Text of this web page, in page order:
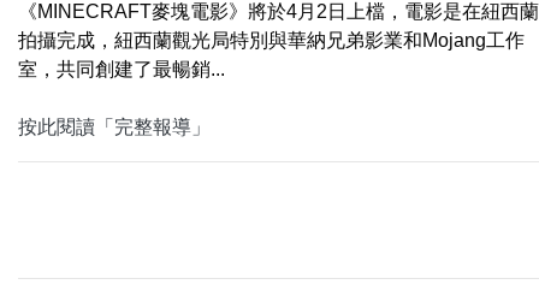
《MINECRAFT麥塊電影》將於4月2日上檔，電影是在紐西蘭
拍攝完成，紐西蘭觀光局特別與華納兄弟影業和Mojang工作
室，共同創建了最暢銷...
按此閱讀「完整報導」